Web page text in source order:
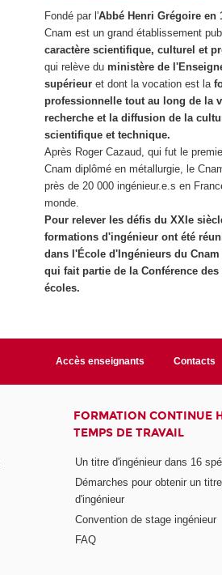
Fondé par l'Abbé Henri Grégoire en
Cnam est un grand établissement
caractère scientifique, culturel et
qui relève du ministère de
supérieur et dont la vocation est la
professionnelle tout au long de la
recherche et la diffusion de la
scientifique et technique.
Après Roger Cazaud, qui fut le
Cnam diplômé en métallurgie, le
près de 20 000 ingénieur.e.s en
monde.
Pour relever les défis du XXIe
formations d'ingénieur ont été
dans l'École d'Ingénieurs du Cnam
qui fait partie de la Conférence des
écoles.
Accès enseignants Contacts
FORMATION CONTINUE
TEMPS DE TRAVAIL
Un titre d'ingénieur dans 16
Démarches pour obtenir un titre
d'ingénieur
Convention de stage ingénieur
FAQ